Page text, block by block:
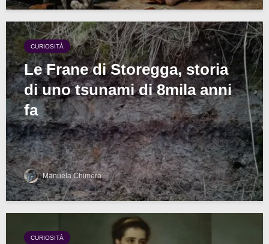
CURIOSITÀ
Le Frane di Storegga, storia
di uno tsunami di 8mila anni
fa
Manuela Chimera
CURIOSITÀ